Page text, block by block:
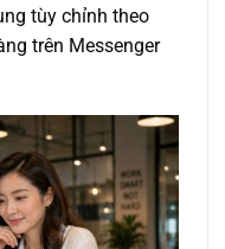
tùy chỉnh theo
trên Messenger